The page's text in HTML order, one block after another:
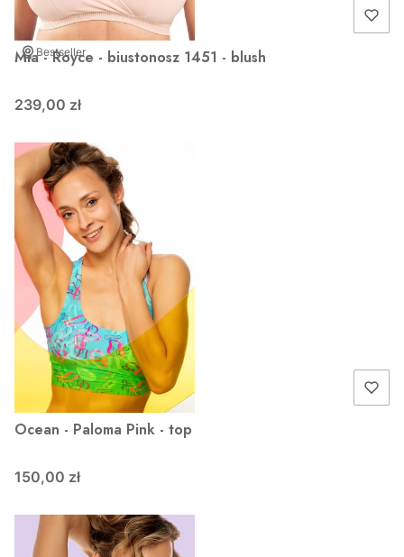
Bestseller
Mia - Royce - biustonosz 1451 - blush
239,00 zł
Ocean - Paloma Pink - top
150,00 zł